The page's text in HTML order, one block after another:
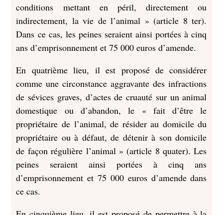
conditions mettant en péril, directement ou
indirectement, la vie de l’animal » (article 8 ter).
Dans ce cas, les peines seraient ainsi portées à cinq
ans d’emprisonnement et 75 000 euros d’amende.
En quatrième lieu, il est proposé de considérer
comme une circonstance aggravante des infractions
de sévices graves, d’actes de cruauté sur un animal
domestique ou d’abandon, le « fait d’être le
propriétaire de l’animal, de résider au domicile du
propriétaire ou à défaut, de détenir à son domicile
de façon régulière l’animal » (article 8 quater). Les
peines seraient ainsi portées à cinq ans
d’emprisonnement et 75 000 euros d’amende dans
ce cas.